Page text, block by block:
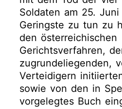
Soldaten am 25.
Geringste zu tun zu
den österreichischen
Gerichtsverfahren,
zugrundeliegenden,
Verteidigern
sowie von den in
vorgelegtes Buch